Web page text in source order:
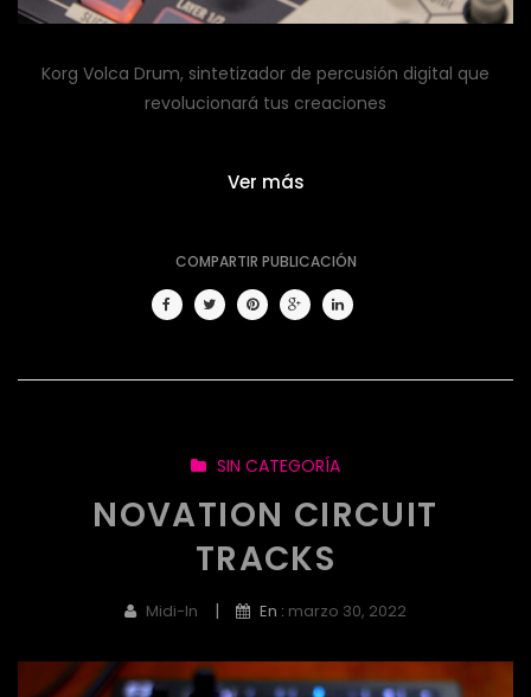
Korg Volca Drum, sintetizador de percusión digital que
revolucionará tus creaciones
Ver más
COMPARTIR PUBLICACIÓN
SIN CATEGORÍA
NOVATION CIRCUIT
TRACKS
Midi-In | En : marzo 30, 2022